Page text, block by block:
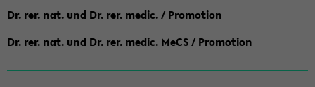
Dr. rer. nat. und Dr. rer. medic. / Promotion
Dr. rer. nat. und Dr. rer. medic. MeCS / Promotion